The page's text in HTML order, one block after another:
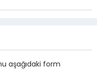
aşağıdaki form